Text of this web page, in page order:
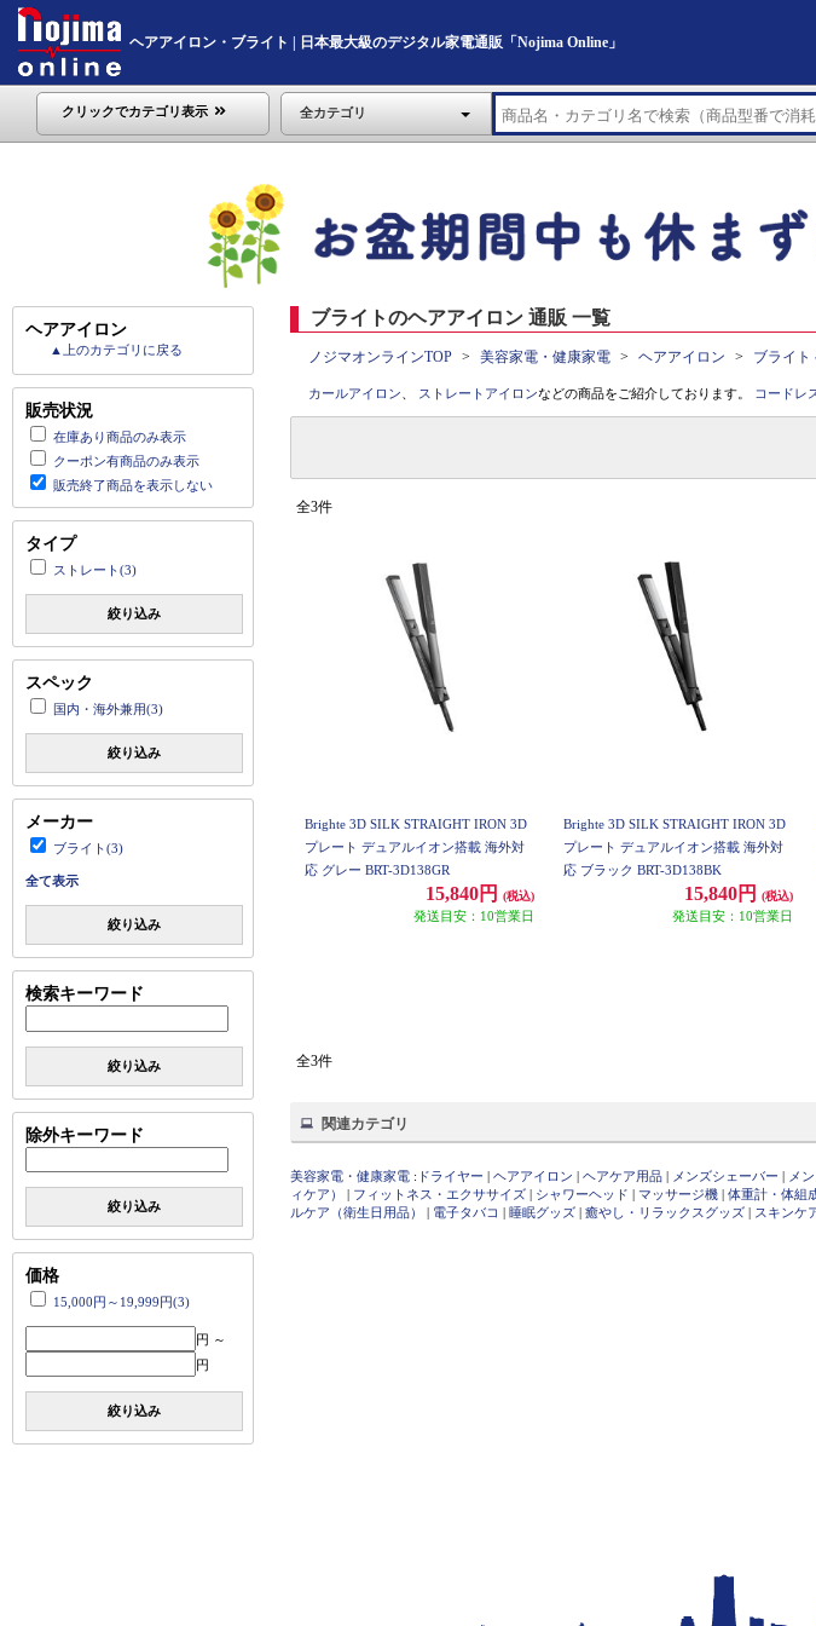
ヘアアイロン・ブライト | 日本最大級のデジタル家電通販「Nojima Online」
クリックでカテゴリ表示 全カテゴリ
ヘアアイロン
▲上のカテゴリに戻る
販売状況
在庫あり商品のみ表示
クーポン有商品のみ表示
販売終了商品を表示しない
タイプ
ストレート(3)
絞り込み
スペック
国内・海外兼用(3)
絞り込み
メーカー
ブライト(3)
全て表示
絞り込み
検索キーワード
絞り込み
除外キーワード
絞り込み
価格
15,000円～19,999円(3)
円 ～
円
絞り込み
ブライトのヘアアイロン 通販 一覧
ノジマオンラインTOP 美容家電・健康家電 ヘアアイロン ブライト
カールアイロン ストレートアイロンなどの商品をご紹介しております。 コードレ
全3件
Brighte 3D SILK STRAIGHT IRON 3D
プレート デュアルイオン搭載 海外対
応 グレー BRT-3D138GR
15,840円 (税込)
発送目安：10営業日
Brighte 3D SILK STRAIGHT IRON 3D
プレート デュアルイオン搭載 海外対
応 ブラック BRT-3D138BK
15,840円 (税込)
発送目安：10営業日
全3件
関連カテゴリ
美容家電・健康家電 : ドライヤー | ヘアアイロン | ヘアケア用品 | メンズシェーバー | メ
ィケア）
| フィットネス・エクササイズ | シャワーヘッド | マッサージ機 | 体重計・体組
ルケア（衛生日用品）
| 電子タバコ | 睡眠グッズ | 癒やし・リラックスグッズ | スキンケ